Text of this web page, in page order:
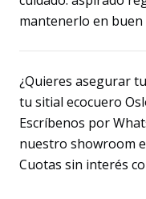
mantenerlo en buen
¿Quieres asegurar
tu sitial ecocuero
Escríbenos por
nuestro showroom
Cuotas sin interés